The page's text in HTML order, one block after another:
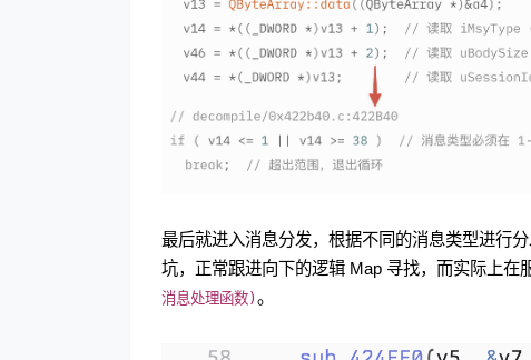
最后就进入消息分发，根据不同的消息类型进行
坑，正常跟进向下的逻辑 Map 寻找，而实际上在
消息处理函数)。